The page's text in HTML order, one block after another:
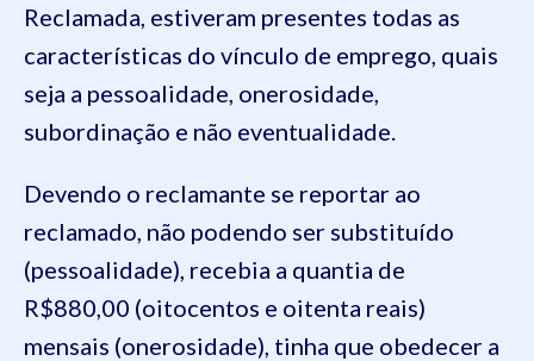
Reclamada, estiveram presentes todas as
características do vínculo de emprego, quais
seja a pessoalidade, onerosidade,
subordinação e não eventualidade.
Devendo o reclamante se reportar ao
reclamado, não podendo ser substituído
(pessoalidade), recebia a quantia de
R$880,00 (oitocentos e oitenta reais)
mensais (onerosidade), tinha que obedecer a